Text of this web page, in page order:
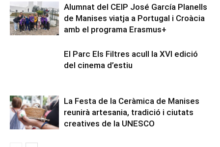
Alumnat del CEIP José García Planells
de Manises viatja a Portugal i Croàcia
amb el programa Erasmus+
El Parc Els Filtres acull la XVI edició
del cinema d’estiu
La Festa de la Ceràmica de Manises
reunirà artesania, tradició i ciutats
creatives de la UNESCO